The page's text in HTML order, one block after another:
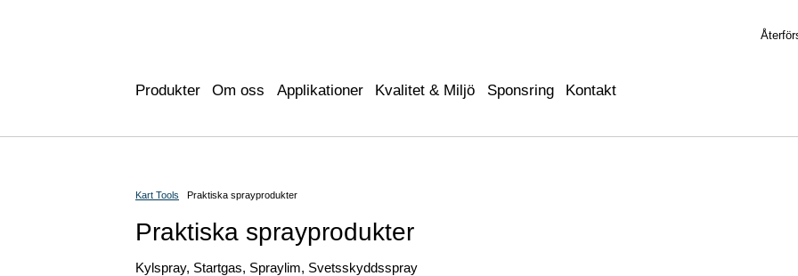
Produkter Om oss Applikationer Kvalitet & Miljö Sponsring Kontakt
Kart Tools Praktiska sprayprodukter
Praktiska sprayprodukter
Kylspray, Startgas, Spraylim, Svetsskyddsspray